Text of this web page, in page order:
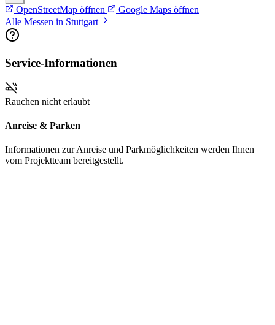
OpenStreetMap öffnen
Google Maps öffnen
Alle Messen in Stuttgart
Service-Informationen
Rauchen nicht erlaubt
Anreise & Parken
Informationen zur Anreise und Parkmöglichkeiten werden Ihnen
vom Projektteam bereitgestellt.